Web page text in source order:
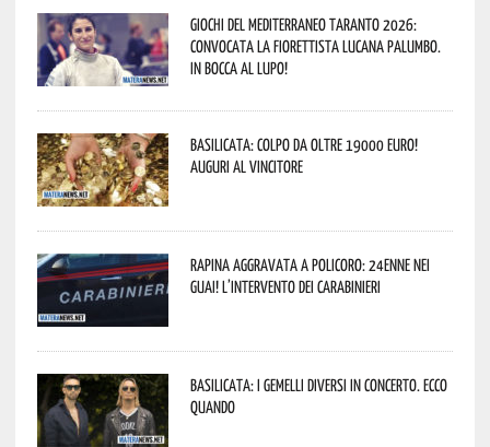
Giochi del Mediterraneo Taranto 2026:
convocata la fiorettista lucana Palumbo.
In bocca al lupo!
Basilicata: colpo da oltre 19000 Euro!
Auguri al vincitore
Rapina aggravata a Policoro: 24enne nei
guai! L’intervento dei Carabinieri
Basilicata: i Gemelli DiVersi in concerto. Ecco
quando